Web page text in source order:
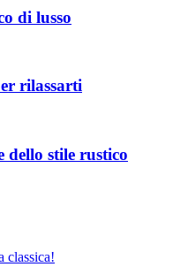
di lusso
rilassarti
stile rustico
classica!